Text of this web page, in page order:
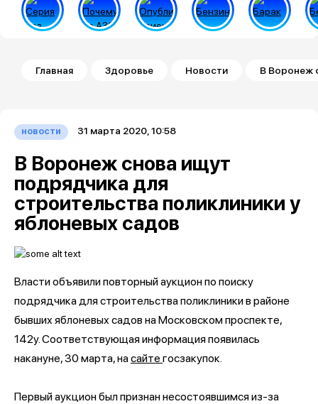
Строка навигации
Главная Здоровье Новости В Воронеж
новости 31 марта 2020, 10:58
В Воронеж снова ищут
подрядчика для
строительства поликлиники у
яблоневых садов
Власти объявили повторный аукцион по поиску
подрядчика для строительства поликлиники в районе
бывших яблоневых садов на Московском проспекте,
142у. Соответствующая информация появилась
накануне, 30 марта, насайте госзакупок.
Первый аукцион был признан несостоявшимся из-за